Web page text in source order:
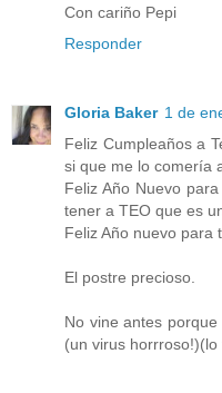
Con cariño Pepi
Responder
Gloria Baker 1 de
Feliz Cumpleaños a
si que me lo comería
Feliz Año Nuevo
tener a TEO que es
Feliz Año nuevo para
El postre precioso.
No vine antes
(un virus horrroso!)(lo